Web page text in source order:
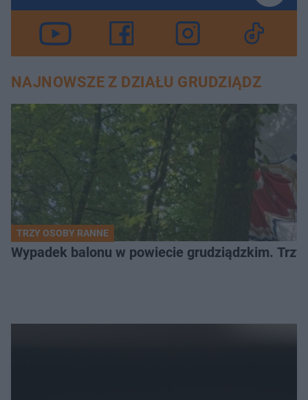
NAJNOWSZE Z DZIAŁU GRUDZIĄDZ
TRZY OSOBY RANNE
Wypadek balonu w powiecie grudziądzkim.